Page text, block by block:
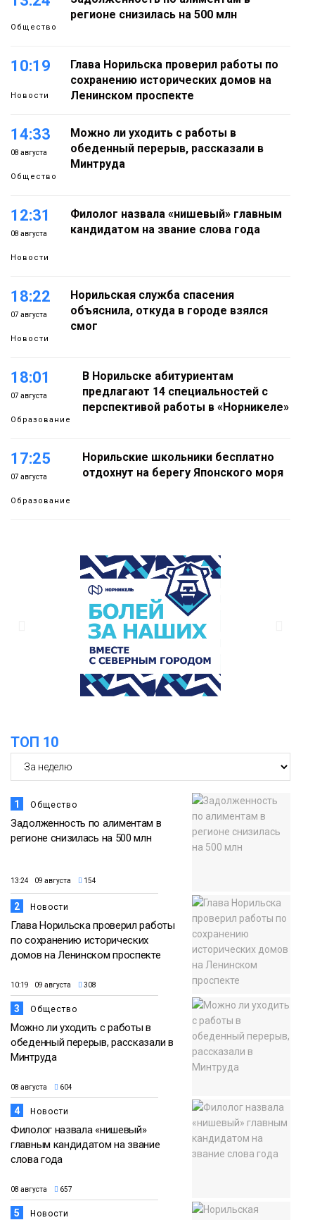
Общество
регионе снизилась на 500 млн
10:19
Новости
Глава Норильска проверил работы по
сохранению исторических домов на
Ленинском проспекте
14:33
08 августа
Общество
Можно ли уходить с работы в
обеденный перерыв, рассказали в
Минтруда
12:31
08 августа
Новости
Филолог назвала «нишевый» главным
кандидатом на звание слова года
18:22
07 августа
Новости
Норильская служба спасения
объяснила, откуда в городе взялся
смог
18:01
07 августа
Образование
В Норильске абитуриентам
предлагают 14 специальностей с
перспективой работы в «Норникеле»
17:25
07 августа
Образование
Норильские школьники бесплатно
отдохнут на берегу Японского моря
скверы и тысячи растений появятся по
всему городу
Итальянский шеф-повар Федерико
Арнальди изучает кухню и прошлое
Норильска
Спорт
Игрок ФК «Норильск» Артём Антошкин
ТОП 10
1 Общество
Задолженность по алиментам в
регионе снизилась на 500 млн
13:24 09 августа 154
2 Новости
Глава Норильска проверил работы
по сохранению исторических
домов на Ленинском проспекте
10:19 09 августа 308
3 Общество
Можно ли уходить с работы в
обеденный перерыв, рассказали в
Минтруда
08 августа 604
4 Новости
Филолог назвала «нишевый»
главным кандидатом на звание
слова года
08 августа 657
5 Новости